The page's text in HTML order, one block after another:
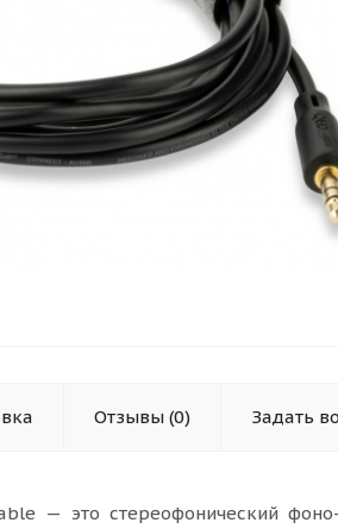
Отзывы (0) Задать
— это стереофонический